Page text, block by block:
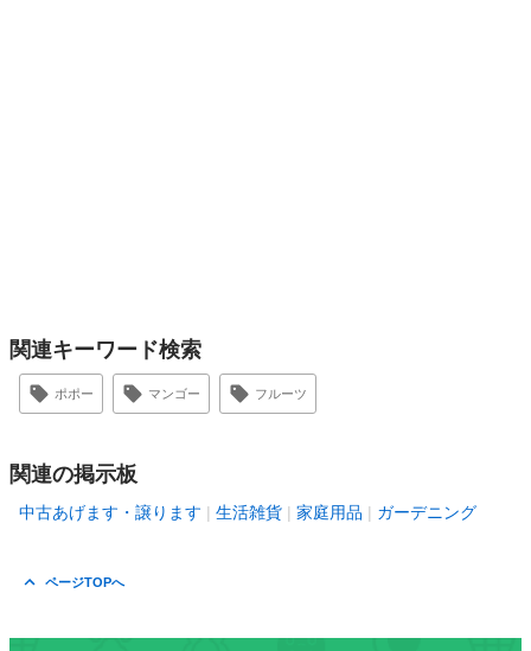
関連キーワード検索
ポポー マンゴー フルーツ
関連の掲示板
中古あげます・譲ります 生活雑貨 家庭用品 ガーデニング
ページTOPへ